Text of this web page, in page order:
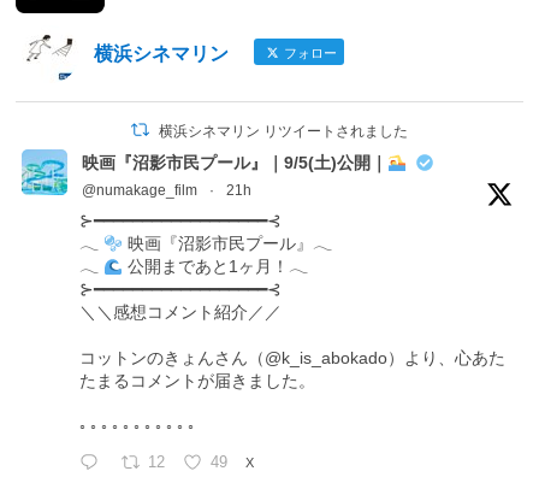
横浜シネマリン フォロー
横浜シネマリン リツイートされました
映画『沼影市民プール』｜9/5(土)公開｜
@numakage_film · 21h
⊱━━━━━━━━━━━━━━━━━━⊰
𓂃
映画『沼影市民プール』𓂃
𓂃
公開まであと1ヶ月！𓂃
⊱━━━━━━━━━━━━━━━━━━⊰
＼＼感想コメント紹介／／
コットンのきょんさん（@k_is_abokado）より、心あた
たまるコメントが届きました。
◦ ◦ ◦ ◦ ◦ ◦ ◦ ◦ ◦ ◦ ◦
12 49 X